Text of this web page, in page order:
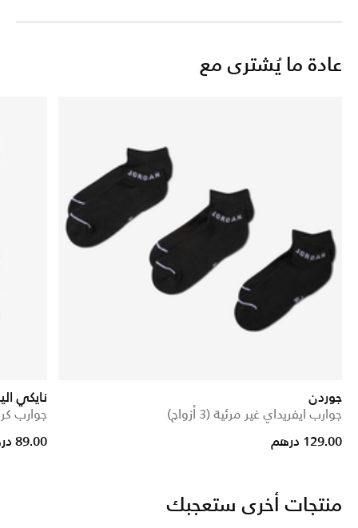
عادة ما يُشترى مع
جوردن
جوارب ايفريداي غير مرئية (3 أزواج)
129.00 درهم
نايكي
جوارب
89.00 درهم
منتجات أخرى ستعجبك